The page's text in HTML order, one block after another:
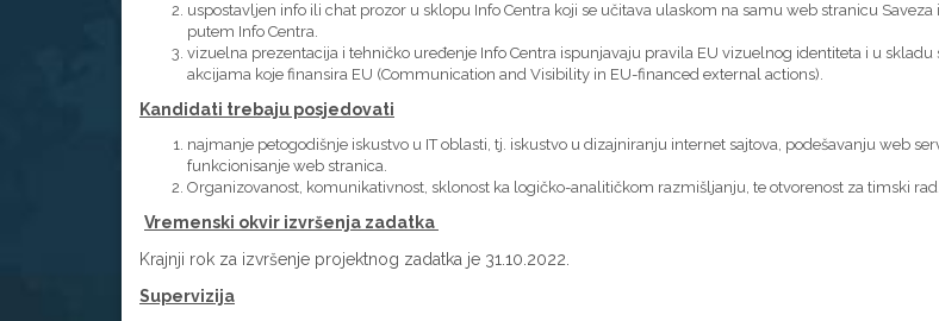
uspostavljen info ili chat prozor u sklopu Info Centra koji se učitava ulaskom na samu web stranicu
putem Info Centra.
vizuelna prezentacija i tehničko uređenje Info Centra ispunjavaju pravila EU vizuelnog identiteta i u
akcijama koje finansira EU (Communication and Visibility in EU-financed external actions).
Kandidati trebaju posjedovati
najmanje petogodišnje iskustvo u IT oblasti, tj. iskustvo u dizajniranju internet sajtova, podešavanju web
funkcionisanje web stranica.
Organizovanost, komunikativnost, sklonost ka logičko-analitičkom razmišljanju, te otvorenost za timski rad.
Vremenski okvir izvršenja zadatka
Krajnji rok za izvršenje projektnog zadatka je 31.10.2022.
Supervizija